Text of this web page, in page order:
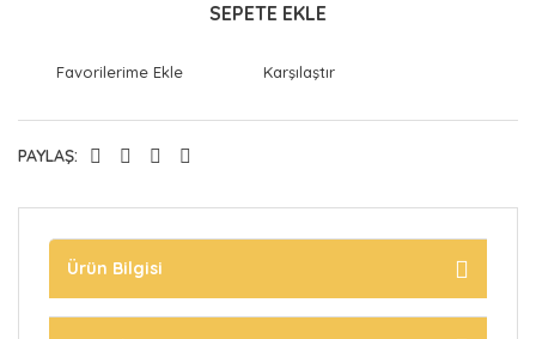
SEPETE EKLE
Karşılaştır
PAYLAŞ:
Ürün Bilgisi